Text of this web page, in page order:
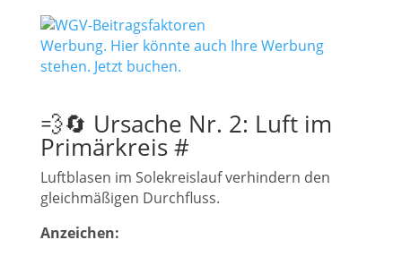
Werbung. Hier könnte auch Ihre Werbung
stehen. Jetzt buchen.
💨🔄 Ursache Nr. 2: Luft im
Primärkreis#
Luftblasen im Solekreislauf verhindern den
gleichmäßigen Durchfluss.
Anzeichen: